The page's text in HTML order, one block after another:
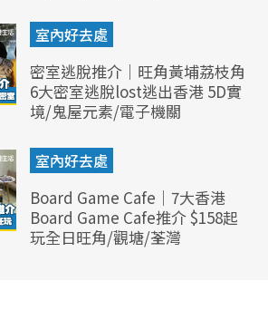
室內好去處
密室逃脫推介｜旺角黃埔荔枝角
6大密室逃脫lost逃出香港 5D實
境/鬼屋元素/電子機關
室內好去處
Board Game Cafe｜7大香港
Board Game Cafe推介 $158起
玩全日旺角/觀塘/荃灣